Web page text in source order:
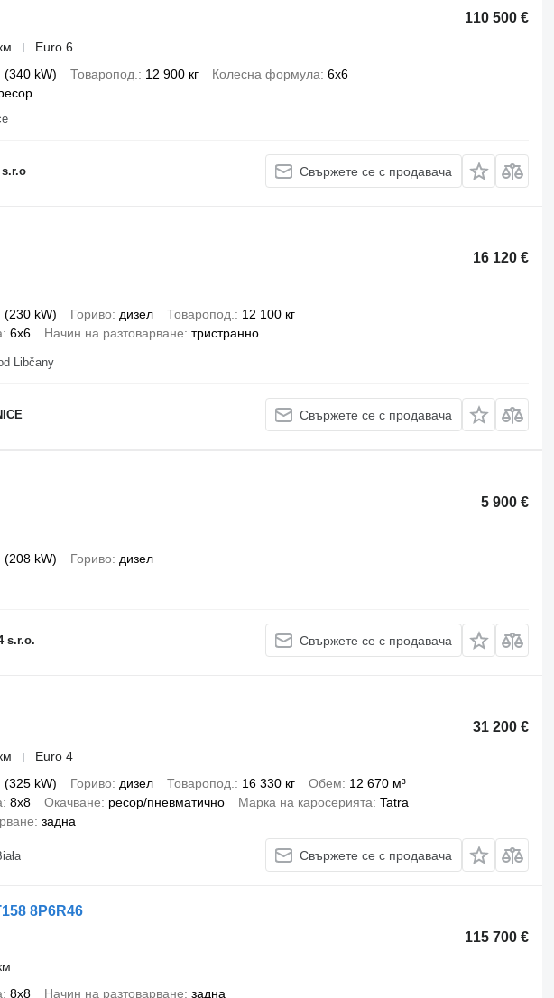
110 500 €
Euro 6
(340 kW) Товаропод. 12 900 кг Колесна формула 6x6
s.r.o Свържете се с продавача
16 120 €
(230 kW) Гориво дизел Товаропод.
12 100 кг
6x6 Начин на разтоварване тристранно
Libčany
Свържете се с продавача
5 900 €
(208 kW) Гориво дизел
s.r.o. Свържете се с продавача
31 200 €
Euro 4
(325 kW) Гориво дизел Товаропод. 16 330 кг Обем
12 670 м³
8x8 Окачване ресор/пневматично Марка на каросерията Tatra
задна
Свържете се с продавача
8P6R46
115 700 €
8x8 Начин на разтоварване задна